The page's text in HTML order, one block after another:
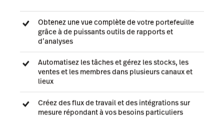
Obtenez une vue complète de votre portefeuille
grâce à de puissants outils de rapports et
d’analyses
Automatisez les tâches et gérez les stocks, les
ventes et les membres dans plusieurs canaux et
lieux
Créez des flux de travail et des intégrations sur
mesure répondant à vos besoins particuliers